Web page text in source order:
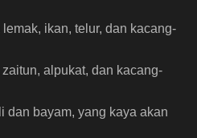
ikan, telur, dan kacang-
zaitun, alpukat, dan kacang-
dan bayam, yang kaya akan